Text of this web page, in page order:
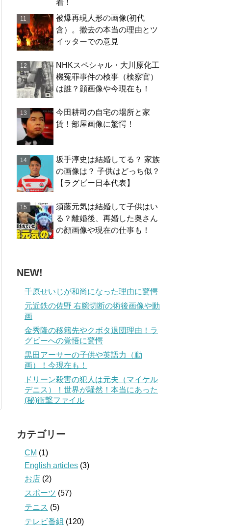
着！
被爆再現人形の画像(初代
含）。撤去の本当の理由とツ
イッターでの意見
NHKスペシャル・大川原化工
機冤罪事件の検事（検察官）
は誰？顔画像や今現在も！
今田耕司の自宅の場所と家
賃！部屋画像に驚愕！
坂手淳史は結婚してる？ 家族
の画像は？ 子供はどっち似？
【ラグビー日本代表】
須藤元気は結婚して子供はい
る？離婚後、再婚した奥さん
の顔画像や現在の仕事も！
NEW!
千原せいじが和尚になった理由に驚愕
元近鉄の佐野 右腕切断の術後画像や動
画
金秀隆の移籍先やクボタ退団理由！ラ
グビーへの覚悟に驚愕
黒田アーサーの子供や英語力（動
画）！今現在も！
ドリーン殺害の犯人は元夫（マイケル
デニス）！世界が騒然！本当にあった
(秘)衝撃ファイル
カテゴリー
CM (1)
English articles (3)
お店 (2)
スポーツ (57)
テニス (5)
テレビ番組 (120)